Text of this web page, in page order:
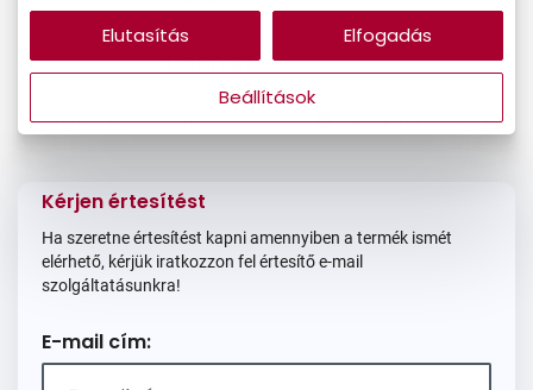
1.390 Ft
Online megvásárolható Jelenleg nincs készleten
Kérjen értesítést
Ha szeretne értesítést kapni amennyiben a termék ismét
elérhető, kérjük iratkozzon fel értesítő e-mail
szolgáltatásunkra!
E-mail cím:
Beállítások
Elutasítás Elfogadás